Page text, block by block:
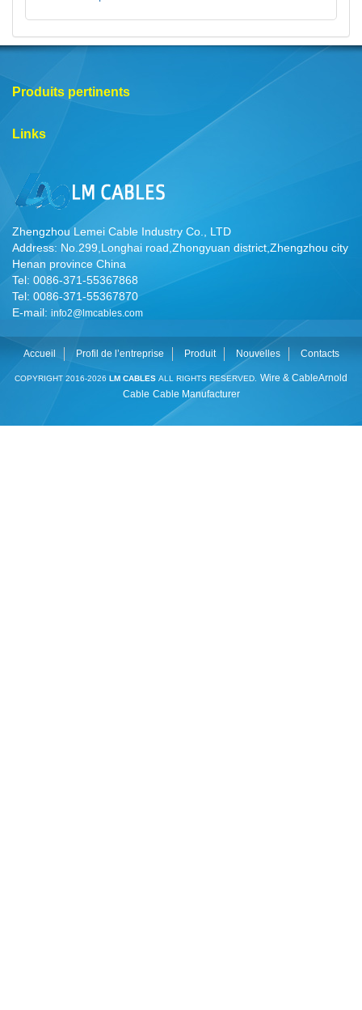
Produits pertinents
Links
Zhengzhou Lemei Cable Industry Co., LTD
Address: No.299,Longhai road,Zhongyuan district,Zhengzhou city
Henan province China
Tel: 0086-371-55367868
Tel: 0086-371-55367870
E-mail: info2@lmcables.com
Accueil Profil de l’entreprise Produit Nouvelles Contacts
COPYRIGHT 2016-2026 LM CABLES ALL RIGHTS RESERVED. Wire & CableArnold
Cable Cable Manufacturer